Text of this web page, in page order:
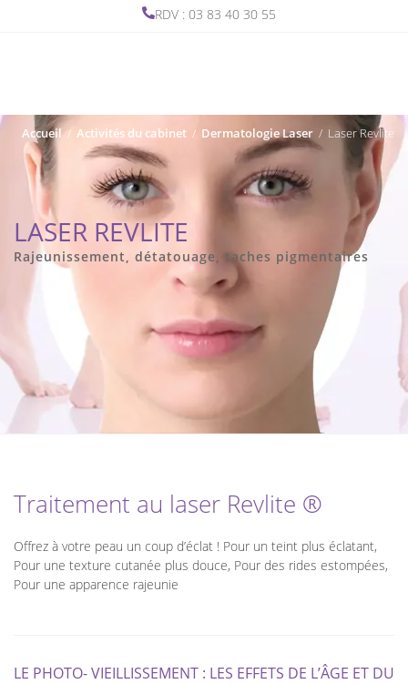
RDV : 03 83 40 30 55
Accueil/ Activités du cabinet / Dermatologie Laser / Laser Revlite
LASER REVLITE
Rajeunissement, détatouage, taches pigmentaires
Traitement au laser Revlite ®
Offrez à votre peau un coup d’éclat ! Pour un teint plus éclatant,
Pour une texture cutanée plus douce, Pour des rides estompées,
Pour une apparence rajeunie
LE PHOTO- VIEILLISSEMENT : LES EFFETS DE L’ÂGE ET DU